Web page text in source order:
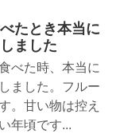
たとき本当に
ました
べた時、本当に
ました。フルー
。甘い物は控え
年頃です...